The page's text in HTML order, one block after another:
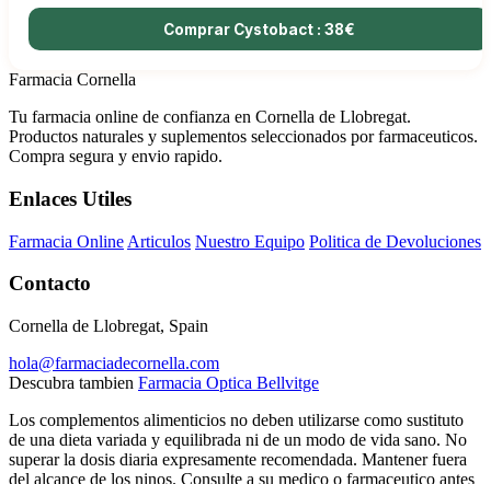
Comprar Cystobact : 38€
Farmacia Cornella
Tu farmacia online de confianza en Cornella de Llobregat.
Productos naturales y suplementos seleccionados por farmaceuticos.
Compra segura y envio rapido.
Enlaces Utiles
Farmacia Online Articulos Nuestro Equipo Politica de Devoluciones
Contacto
Cornella de Llobregat, Spain
hola@farmaciadecornella.com
Descubra tambien Farmacia Optica Bellvitge
Los complementos alimenticios no deben utilizarse como sustituto
de una dieta variada y equilibrada ni de un modo de vida sano. No
superar la dosis diaria expresamente recomendada. Mantener fuera
del alcance de los ninos. Consulte a su medico o farmaceutico antes